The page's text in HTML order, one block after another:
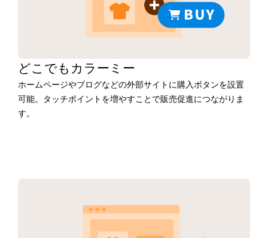
どこでもカラーミー
ホームページやブログなどの外部サイトに購入ボタンを設置
可能。タッチポイントを増やすことで販売促進につながりま
す。